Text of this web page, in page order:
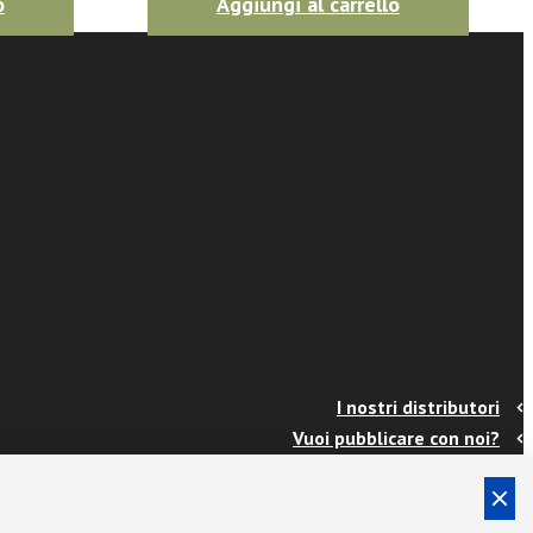
I nostri distributori
Vuoi pubblicare con noi?
Info e spedizioni